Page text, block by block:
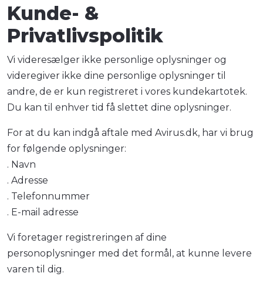
Kunde- &
Privatlivspolitik
Vi videresælger ikke personlige oplysninger og
videregiver ikke dine personlige oplysninger til
andre, de er kun registreret i vores kundekartotek.
Du kan til enhver tid få slettet dine oplysninger.
For at du kan indgå aftale med Avirus.dk, har vi brug
for følgende oplysninger:
. Navn
. Adresse
. Telefonnummer
. E-mail adresse
Vi foretager registreringen af dine
personoplysninger med det formål, at kunne levere
varen til dig.